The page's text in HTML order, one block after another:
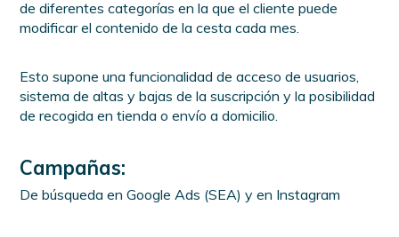
de diferentes categorías en la que el cliente puede
modificar el contenido de la cesta cada mes.
Esto supone una funcionalidad de acceso de usuarios,
sistema de altas y bajas de la suscripción y la posibilidad
de recogida en tienda o envío a domicilio.
Campañas:
De búsqueda en Google Ads (SEA) y en Instagram